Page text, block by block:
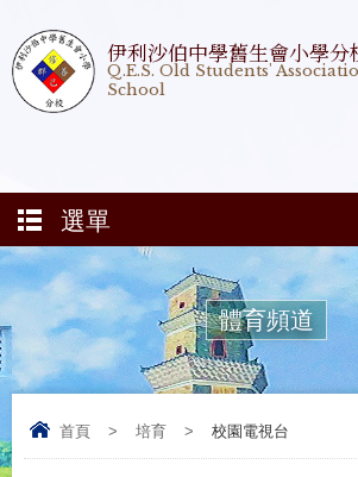
伊利沙伯中學舊生會小學分
Q.E.S. Old Students'
School
選單
體育頻道
首頁 > 培育 > 校園電視台